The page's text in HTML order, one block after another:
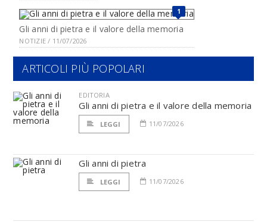
1
Gli anni di pietra e il valore della memoria
NOTIZIE / 11/07/2026
ARTICOLI PIÙ POPOLARI
EDITORIA
Gli anni di pietra e il valore della memoria
LEGGI 11/07/2026
Gli anni di pietra
LEGGI 11/07/2026